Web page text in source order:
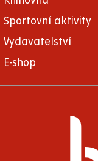
Sportovní aktivity
Vydavatelství
E-shop